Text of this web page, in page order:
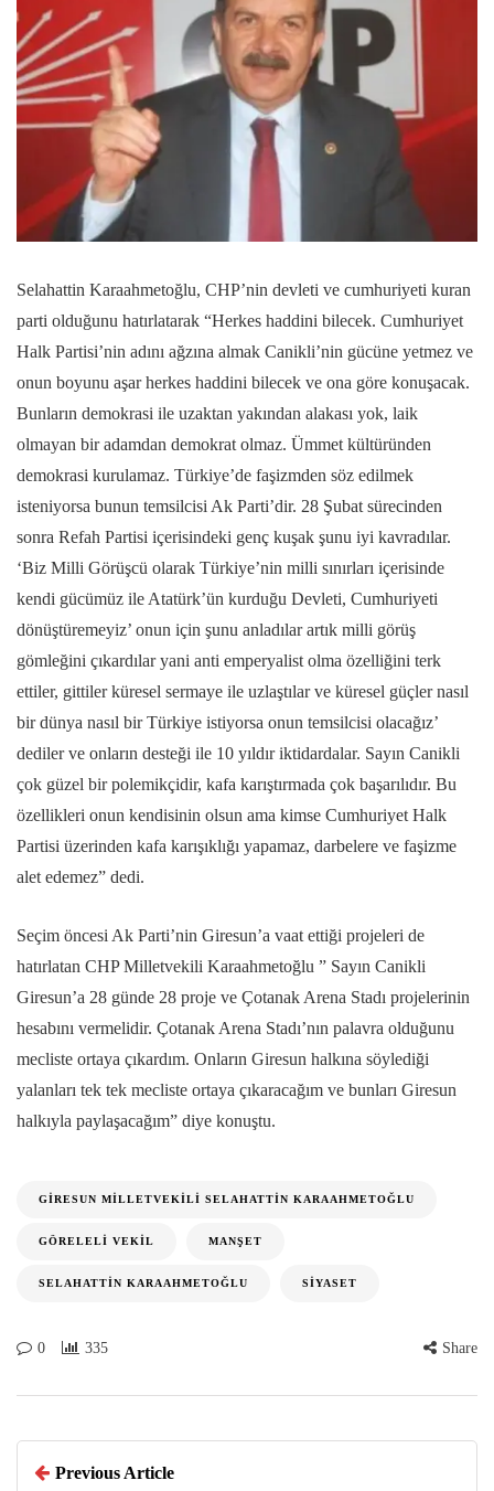
Selahattin Karaahmetoğlu, CHP’nin devleti ve cumhuriyeti kuran
parti olduğunu hatırlatarak “Herkes haddini bilecek. Cumhuriyet
Halk Partisi’nin adını ağzına almak Canikli’nin gücüne yetmez ve
onun boyunu aşar herkes haddini bilecek ve ona göre konuşacak.
Bunların demokrasi ile uzaktan yakından alakası yok, laik
olmayan bir adamdan demokrat olmaz. Ümmet kültüründen
demokrasi kurulamaz. Türkiye’de faşizmden söz edilmek
isteniyorsa bunun temsilcisi Ak Parti’dir. 28 Şubat sürecinden
sonra Refah Partisi içerisindeki genç kuşak şunu iyi kavradılar.
‘Biz Milli Görüşcü olarak Türkiye’nin milli sınırları içerisinde
kendi gücümüz ile Atatürk’ün kurduğu Devleti, Cumhuriyeti
dönüştüremeyiz’ onun için şunu anladılar artık milli görüş
gömleğini çıkardılar yani anti emperyalist olma özelliğini terk
ettiler, gittiler küresel sermaye ile uzlaştılar ve küresel güçler nasıl
bir dünya nasıl bir Türkiye istiyorsa onun temsilcisi olacağız’
dediler ve onların desteği ile 10 yıldır iktidardalar. Sayın Canikli
çok güzel bir polemikçidir, kafa karıştırmada çok başarılıdır. Bu
özellikleri onun kendisinin olsun ama kimse Cumhuriyet Halk
Partisi üzerinden kafa karışıklığı yapamaz, darbelere ve faşizme
alet edemez” dedi.
Seçim öncesi Ak Parti’nin Giresun’a vaat ettiği projeleri de
hatırlatan CHP Milletvekili Karaahmetoğlu ” Sayın Canikli
Giresun’a 28 günde 28 proje ve Çotanak Arena Stadı projelerinin
hesabını vermelidir. Çotanak Arena Stadı’nın palavra olduğunu
mecliste ortaya çıkardım. Onların Giresun halkına söylediği
yalanları tek tek mecliste ortaya çıkaracağım ve bunları Giresun
halkıyla paylaşacağım” diye konuştu.
GIRESUN MILLETVEKILI SELAHATTIN KARAAHMETOĞLU
GÖRELELI VEKIL MANŞET
SELAHATTIN KARAAHMETOĞLU SIYASET
0 335 Share
Previous Article